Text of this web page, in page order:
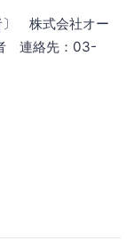
〕 株式会社オー
連絡先：03-